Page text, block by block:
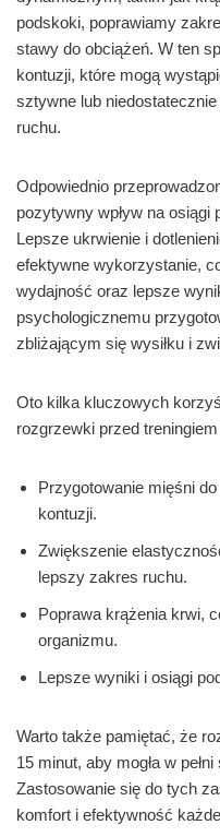
podskoki, poprawiamy
stawy do obciążeń. W ten
kontuzji, które mogą
sztywne lub
ruchu.
Odpowiednio
pozytywny wpływ na osiągi
Lepsze ukrwienie i
efektywne wykorzystanie,
wydajność oraz lepsze
psychologicznemu
zbliżającym się wysiłku i
Oto kilka kluczowych
rozgrzewki przed
Przygotowanie mięśni
kontuzji.
Zwiększenie
lepszy zakres ruchu.
Poprawa krążenia krwi,
organizmu.
Lepsze wyniki i osiągi
Warto także pamiętać, że
15 minut, aby mogła w
Zastosowanie się do tych
komfort i efektywność